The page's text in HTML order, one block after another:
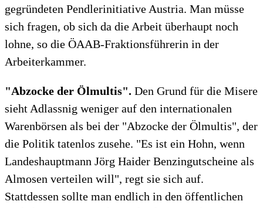
gegründeten Pendlerinitiative Austria. Man müsse
sich fragen, ob sich da die Arbeit überhaupt noch
lohne, so die ÖAAB-Fraktionsführerin in der
Arbeiterkammer.
"Abzocke der Ölmultis". Den Grund für die Misere
sieht Adlassnig weniger auf den internationalen
Warenbörsen als bei der "Abzocke der Ölmultis", der
die Politik tatenlos zusehe. "Es ist ein Hohn, wenn
Landeshauptmann Jörg Haider Benzingutscheine als
Almosen verteilen will", regt sie sich auf.
Stattdessen sollte man endlich in den öffentlichen